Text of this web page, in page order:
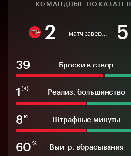
КОМАНДНЫЕ
2 матч завершен 5
39 Броски в створ
1 (4) Реализ. большинство
8 м Штрафные минуты
60 % Выигр. вбрасывания